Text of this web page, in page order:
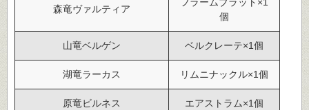
森竜ヴァルティア
個
山竜ベルゲン ベルクレーテ×1個
湖竜ラーカス リムニナックル×1個
原竜ビルネス エアストラム×1個